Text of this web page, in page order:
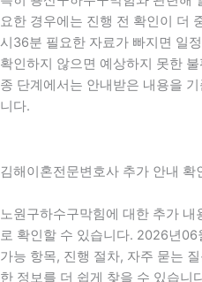
요한 경우에는 진행 전 확인이 더
시36분 필요한 자료가 빠지면 일
확인하지 않으면 예상하지 못한
종 단계에서는 안내받은 내용을
니다.
김해이혼전문변호사 추가 안내
노원구하수구막힘에 대한 추가 내
로 확인할 수 있습니다. 2026년
가능 항목, 진행 절차, 자주 묻는
한 정보를 더 쉽게 찾을 수 있습니